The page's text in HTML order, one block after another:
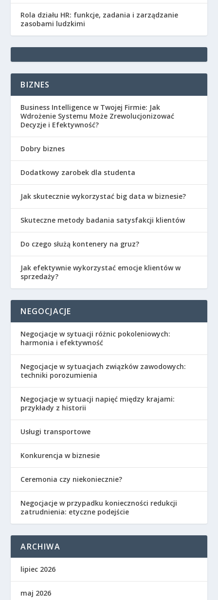
Rola działu HR: funkcje, zadania i zarządzanie
zasobami ludzkimi
BIZNES
Business Intelligence w Twojej Firmie: Jak
Wdrożenie Systemu Może Zrewolucjonizować
Decyzje i Efektywność?
Dobry biznes
Dodatkowy zarobek dla studenta
Jak skutecznie wykorzystać big data w biznesie?
Skuteczne metody badania satysfakcji klientów
Do czego służą kontenery na gruz?
Jak efektywnie wykorzystać emocje klientów w
sprzedaży?
NEGOCJACJE
Negocjacje w sytuacji różnic pokoleniowych:
harmonia i efektywność
Negocjacje w sytuacjach związków zawodowych:
techniki porozumienia
Negocjacje w sytuacji napięć między krajami:
przykłady z historii
Usługi transportowe
Konkurencja w biznesie
Ceremonia czy niekoniecznie?
Negocjacje w przypadku konieczności redukcji
zatrudnienia: etyczne podejście
ARCHIWA
lipiec 2026
maj 2026